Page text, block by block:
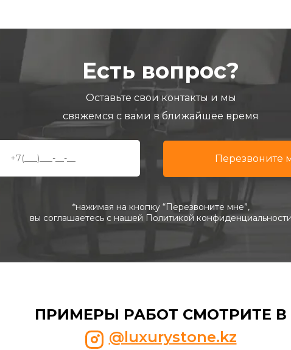
Есть вопрос?
Оставьте свои контакты и мы
свяжемся с вами в ближайшее время
*нажимая на кнопку “Перезвоните мне”,
вы соглашаетесь с нашей Политикой конфиденциальности
ПРИМЕРЫ РАБОТ СМОТРИТЕ В
@luxurystone.kz